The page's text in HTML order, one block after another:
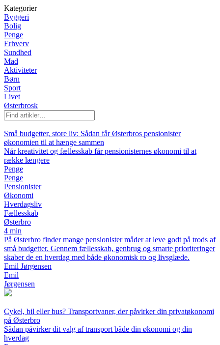
Kategorier
Byggeri
Bolig
Penge
Erhverv
Sundhed
Mad
Aktiviteter
Børn
Sport
Livet
Østerbrosk
Små budgetter, store liv: Sådan får Østerbros pensionister
økonomien til at hænge sammen
Når kreativitet og fællesskab får pensionisternes økonomi til at
række længere
Penge
Penge
Pensionister
Økonomi
Hverdagsliv
Fællesskab
Østerbro
4 min
På Østerbro finder mange pensionister måder at leve godt på trods af
små budgetter. Gennem fællesskab, genbrug og smarte prioriteringer
skaber de en hverdag med både økonomisk ro og livsglæde.
Emil Jørgensen
Emil
Jørgensen
Cykel, bil eller bus? Transportvaner, der påvirker din privatøkonomi
på Østerbro
Sådan påvirker dit valg af transport både din økonomi og din
hverdag